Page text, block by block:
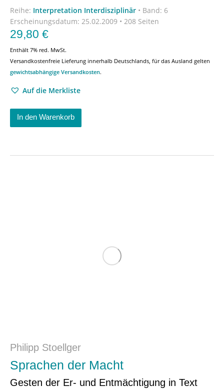
Reihe: Interpretation Interdisziplinär • Band: 6
Erscheinungsdatum: 25.02.2009 • 208 Seiten
29,80 €
Enthält 7% red. MwSt.
Versandkostenfreie Lieferung innerhalb Deutschlands, für das Ausland gelten
gewichtsabhängige Versandkosten.
Auf die Merkliste
In den Warenkorb
Philipp Stoellger
Sprachen der Macht
Gesten der Er- und Entmächtigung in Text